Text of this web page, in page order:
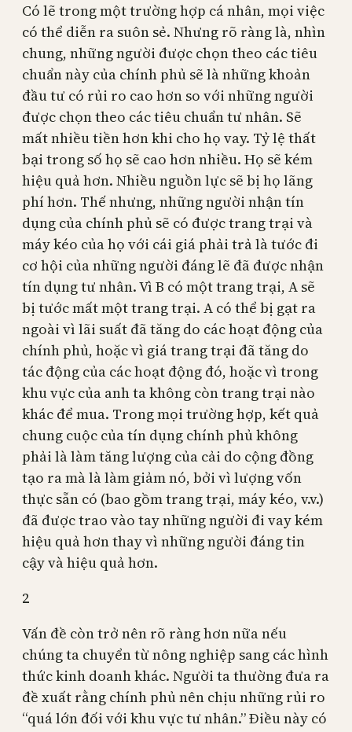
Có lẽ trong một trường hợp cá nhân, mọi việc
có thể diễn ra suôn sẻ. Nhưng rõ ràng là, nhìn
chung, những người được chọn theo các tiêu
chuẩn này của chính phủ sẽ là những khoản
đầu tư có rủi ro cao hơn so với những người
được chọn theo các tiêu chuẩn tư nhân. Sẽ
mất nhiều tiền hơn khi cho họ vay. Tỷ lệ thất
bại trong số họ sẽ cao hơn nhiều. Họ sẽ kém
hiệu quả hơn. Nhiều nguồn lực sẽ bị họ lãng
phí hơn. Thế nhưng, những người nhận tín
dụng của chính phủ sẽ có được trang trại và
máy kéo của họ với cái giá phải trả là tước đi
cơ hội của những người đáng lẽ đã được nhận
tín dụng tư nhân. Vì B có một trang trại, A sẽ
bị tước mất một trang trại. A có thể bị gạt ra
ngoài vì lãi suất đã tăng do các hoạt động của
chính phủ, hoặc vì giá trang trại đã tăng do
tác động của các hoạt động đó, hoặc vì trong
khu vực của anh ta không còn trang trại nào
khác để mua. Trong mọi trường hợp, kết quả
chung cuộc của tín dụng chính phủ không
phải là làm tăng lượng của cải do cộng đồng
tạo ra mà là làm giảm nó, bởi vì lượng vốn
thực sẵn có (bao gồm trang trại, máy kéo, v.v.)
đã được trao vào tay những người đi vay kém
hiệu quả hơn thay vì những người đáng tin
cậy và hiệu quả hơn.
2
Vấn đề còn trở nên rõ ràng hơn nữa nếu
chúng ta chuyển từ nông nghiệp sang các hình
thức kinh doanh khác. Người ta thường đưa ra
đề xuất rằng chính phủ nên chịu những rủi ro
“quá lớn đối với khu vực tư nhân.” Điều này có